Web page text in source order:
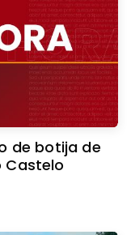
de botija de
Castelo